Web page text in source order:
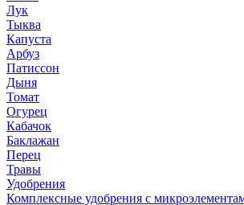
Лук
Тыква
Капуста
Арбуз
Патиссон
Дыня
Томат
Огурец
Кабачок
Баклажан
Перец
Травы
Удобрения
Комплексные удобрения с